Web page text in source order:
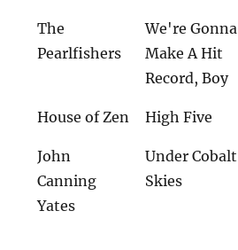
The
Pearlfishers
We're Gonna
Make A Hit
Record, Boy
House of Zen High Five
John
Canning
Yates
Under Cobalt
Skies